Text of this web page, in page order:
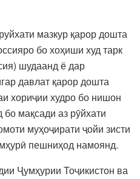
мазкур қарор дошта
бо хоҳиши худ тарк
шудаанд ё дар
давлат қарор дошта
хориҷии худро бо нишон
мақсади аз рӯйхати
муҳоҷирати ҷойи зисти
пешниҳод намоянд.
Ҷумҳурии Тоҷикистон ва